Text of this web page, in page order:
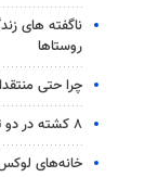
ناگفته های
روستاها
چرا حتی
۸ کشته در دو تصادف شب گذشته
خانه‌های لوکس